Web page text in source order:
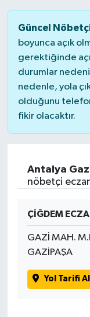
Güncel
boyunca açık
gerektiğinde
durumlar
nedenle, yola
olduğunu
fikir olacaktır.
Antalya
nöbetçi
ÇİĞDEM
GAZİ MAH.
GAZİPAŞA
Yol Tarifi Al